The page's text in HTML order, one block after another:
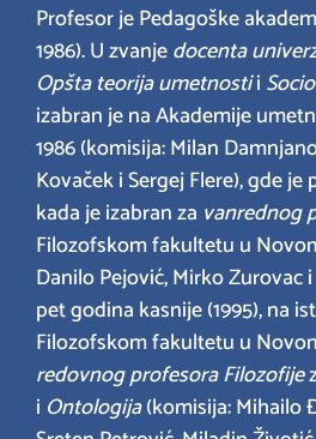
Profesor je Pedagoške
1986). U zvanjedocenta
Opšta teorija umetnostii
izabran je na Akademije
1986 (komisija: Milan
Kovaček i Sergej Flere), gde je
kada je izabran za vanrednog
Filozofskom fakultetu u
Danilo Pejović, Mirko Zurovac
pet godina kasnije (1995), na
Filozofskom fakultetu u
redovnog profesoraFilozofije
i Ontologija(komisija: Mihailo